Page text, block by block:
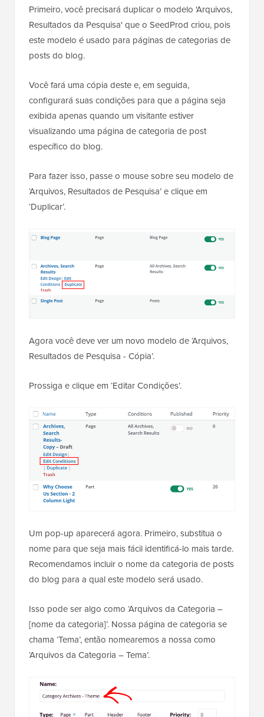
Primeiro, você precisará duplicar o modelo 'Arquivos,
Resultados da Pesquisa' que o SeedProd criou, pois
este modelo é usado para páginas de categorias de
posts do blog.
Você fará uma cópia deste e, em seguida,
configurará suas condições para que a página seja
exibida apenas quando um visitante estiver
visualizando uma página de categoria de post
específico do blog.
Para fazer isso, passe o mouse sobre seu modelo de
‘Arquivos, Resultados de Pesquisa’ e clique em
‘Duplicar’.
Agora você deve ver um novo modelo de ‘Arquivos,
Resultados de Pesquisa - Cópia’.
Prossiga e clique em ‘Editar Condições’.
Um pop-up aparecerá agora. Primeiro, substitua o
nome para que seja mais fácil identificá-lo mais tarde.
Recomendamos incluir o nome da categoria de posts
do blog para a qual este modelo será usado.
Isso pode ser algo como ‘Arquivos da Categoria –
[nome da categoria]’. Nossa página de categoria se
chama ‘Tema’, então nomearemos a nossa como
‘Arquivos da Categoria – Tema’.